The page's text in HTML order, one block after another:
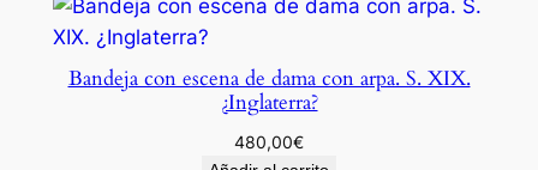
a
n
Bandeja con escena de dama con arpa. S. XIX.
¿Inglaterra?
480,00€